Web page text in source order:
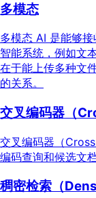
多模态
多模态 AI 是能够
智能系统，例如文
在于能上传多种文
的关系。
交叉编码器（
交叉编码器（
编码查询和候选文
稠密检索（